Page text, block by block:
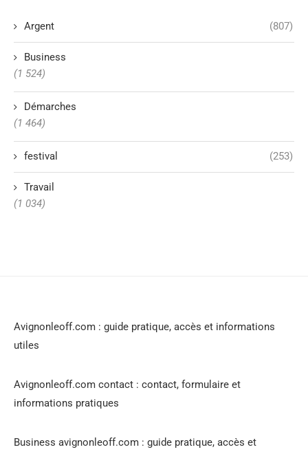
Argent (807)
Business
(1 524)
Démarches
(1 464)
festival (253)
Travail
(1 034)
Avignonleoff.com : guide pratique, accès et informations
utiles
Avignonleoff.com contact : contact, formulaire et
informations pratiques
Business avignonleoff.com : guide pratique, accès et